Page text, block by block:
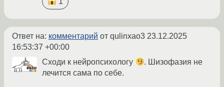
Ответ на: комментарий от qulinxao3 23.12.2025
16:53:37 +00:00
Сходи к нейропсихологу
. Шизофазия не
лечится сама по себе.